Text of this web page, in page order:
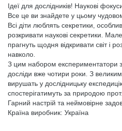
Ідеї для дослідників! Наукові
Все це ви знайдете у цьому
Всі діти люблять секретики,
розкривати наукові секретики.
прагнуть щодня відкривати світ і
навколо.
З цим набором експериментатори
досліди вже чотири роки. З
вирушать у дослідницьку
спостерігатимуть за природою
Гарний настрій та неймовірне
Країна виробник: Україна